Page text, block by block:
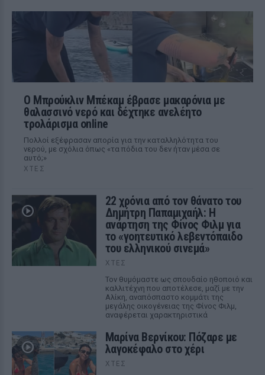
Ο Μπρούκλιν Μπέκαμ έβρασε μακαρόνια με
θαλασσινό νερό και δέχτηκε ανελέητο
τρολάρισμα online
Πολλοί εξέφρασαν απορία για την καταλληλότητα του
νερού, με σχόλια όπως «τα πόδια του δεν ήταν μέσα σε
αυτό;»
ΧΤΕΣ
22 χρόνια από τον θάνατο του
Δημήτρη Παπαμιχαήλ: Η
ανάρτηση της Φίνος Φιλμ για
το «γοητευτικό λεβεντόπαιδο
του ελληνικού σινεμά»
ΧΤΕΣ
Τον θυμόμαστε ως σπουδαίο ηθοποιό και
καλλιτέχνη που αποτέλεσε, μαζί με την
Αλίκη, αναπόσπαστο κομμάτι της
μεγάλης οικογένειας της Φίνος Φιλμ,
αναφέρεται χαρακτηριστικά
Μαρίνα Βερνίκου: Πόζαρε με
λαγοκέφαλο στο χέρι
ΧΤΕΣ